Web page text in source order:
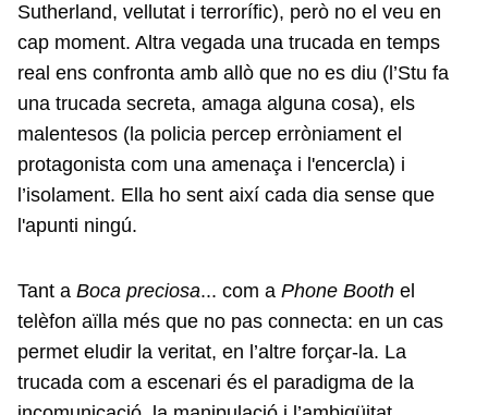
Sutherland, vellutat i terrorífic), però no el veu en
cap moment. Altra vegada una trucada en temps
real ens confronta amb allò que no es diu (l’Stu fa
una trucada secreta, amaga alguna cosa), els
malentesos (la policia percep erròniament el
protagonista com una amenaça i l'encercla) i
l’isolament. Ella ho sent així cada dia sense que
l'apunti ningú.
Tant a Boca preciosa... com a Phone Booth el
telèfon aïlla més que no pas connecta: en un cas
permet eludir la veritat, en l’altre forçar-la. La
trucada com a escenari és el paradigma de la